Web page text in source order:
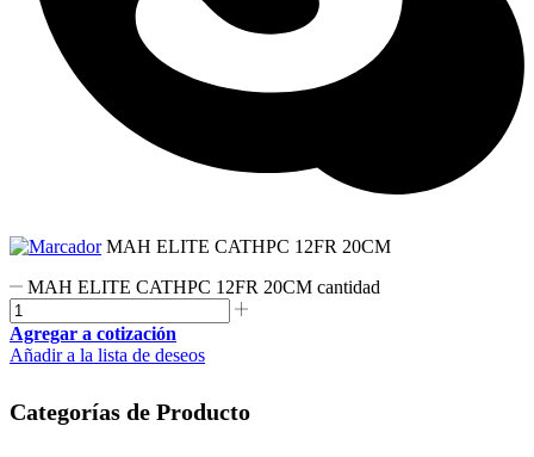
MAH ELITE CATHPC 12FR 20CM
MAH ELITE CATHPC 12FR 20CM cantidad
Agregar a cotización
Añadir a la lista de deseos
Categorías de Producto